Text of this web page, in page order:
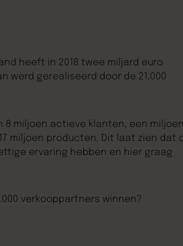
heeft in 2018 twee miljard euro
werd gerealiseerd door de 21.000
8 miljoen actieve klanten, een miljoen
miljoen producten. Dit laat zien dat
ervaring hebben en hier graag
verkooppartners winnen?